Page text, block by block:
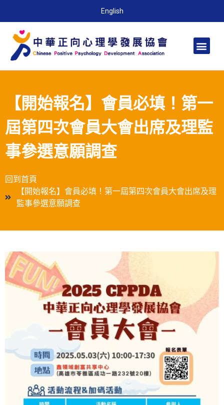
English
【開始報名】會員必填！第一
屆第四次會員大會出席及理監
事參選意願調查
回到首頁
【開始報名】會員必填！第一屆第四次會員大會出席及理
監事參選意願調查